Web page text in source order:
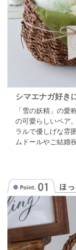
シマエナガ好き
「雪の妖精」の愛
の可愛らしいペア。
ラルで優しげな雰
ムドールやご結婚